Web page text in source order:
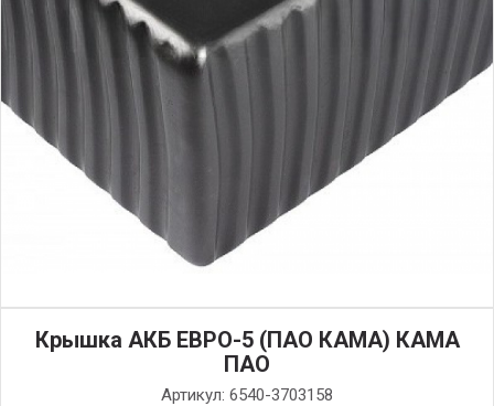
Крышка АКБ ЕВРО-5 (ПАО КАМА) КАМА
ПАО
Артикул: 6540-3703158